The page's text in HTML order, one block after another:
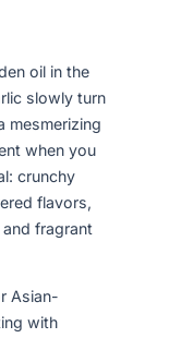
oil in the
slowly turn
mesmerizing
when you
crunchy
flavors,
fragrant
Asian-
with